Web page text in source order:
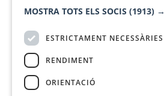
MOSTRA TOTS ELS SOCIS (1913) →
ESTRICTAMENT NECESSÀRIES
RENDIMENT
ORIENTACIÓ